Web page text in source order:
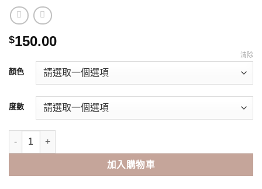
$150.00
顏色
度數
清除
FreshLook ILLUMINATE日棄星鑽大眼彩色隱形眼鏡(30pcs) 數量
加入購物車